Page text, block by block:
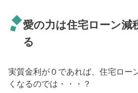
愛の力は住宅ローン減
る
実質金利が０であれば、住宅ロー
くなるのでは・・・？